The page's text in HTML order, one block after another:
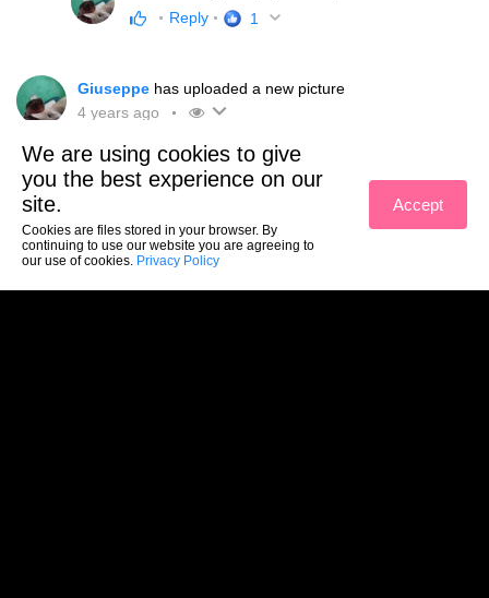
Reply 1
Giuseppe has uploaded a new picture
4 years ago
We are using cookies to give
you the best experience on our
site.
Cookies are files stored in your browser. By
continuing to use our website you are agreeing to
our use of cookies. Privacy Policy
Accept